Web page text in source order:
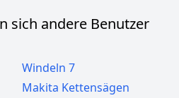
sich andere Benutzer
Windeln 7
Makita Kettensägen